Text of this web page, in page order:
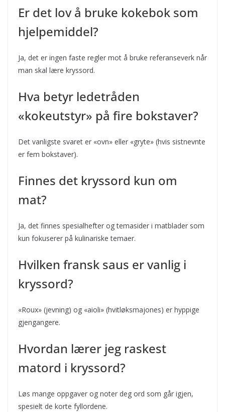
Er det lov å bruke kokebok som
hjelpemiddel?
Ja, det er ingen faste regler mot å bruke referanseverk når
man skal lære kryssord.
Hva betyr ledetråden
«kokeutstyr» på fire bokstaver?
Det vanligste svaret er «ovn» eller «gryte» (hvis sistnevnte
er fem bokstaver).
Finnes det kryssord kun om
mat?
Ja, det finnes spesialhefter og temasider i matblader som
kun fokuserer på kulinariske temaer.
Hvilken fransk saus er vanlig i
kryssord?
«Roux» (jevning) og «aioli» (hvitløksmajones) er hyppige
gjengangere.
Hvordan lærer jeg raskest
matord i kryssord?
Løs mange oppgaver og noter deg ord som går igjen,
spesielt de korte fyllordene.